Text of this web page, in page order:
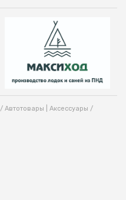
/ Автотовары | Аксессуары /